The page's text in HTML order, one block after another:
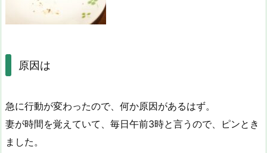
原因は
急に行動が変わったので、何か原因があるはず。
妻が時間を覚えていて、毎日午前3時と言うので、ピンとき
ました。